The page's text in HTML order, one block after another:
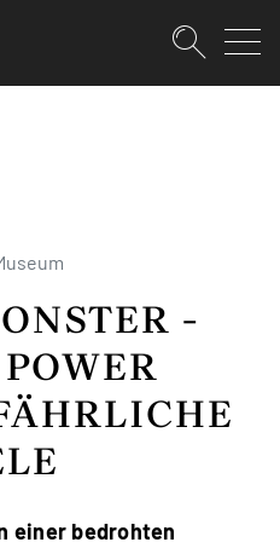
-
einer bedrohten